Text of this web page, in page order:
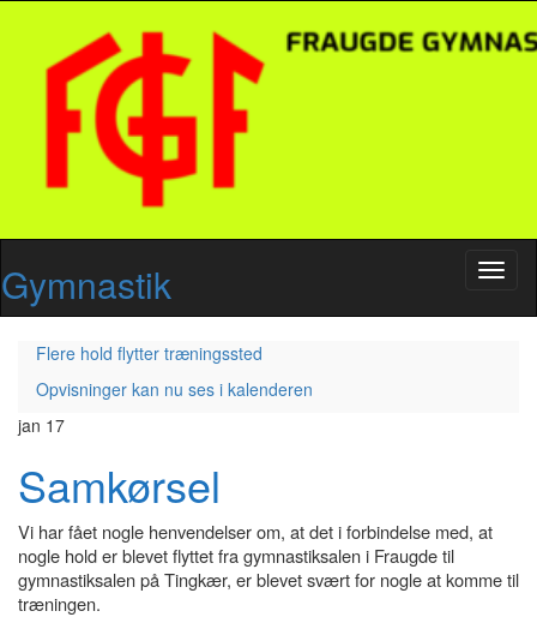
Gymnastik
Flere hold flytter træningssted
Opvisninger kan nu ses i kalenderen
jan 17
Samkørsel
Vi har fået nogle henvendelser om, at det i forbindelse med, at
nogle hold er blevet flyttet fra gymnastiksalen i Fraugde til
gymnastiksalen på Tingkær, er blevet svært for nogle at komme til
træningen.